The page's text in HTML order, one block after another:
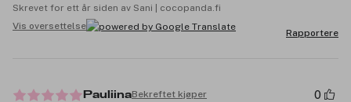
Skrevet for ett år siden av Sani | cocopanda.fi
Vis oversettelse
Rapportere
PauliinaBekreftet kjøper 0